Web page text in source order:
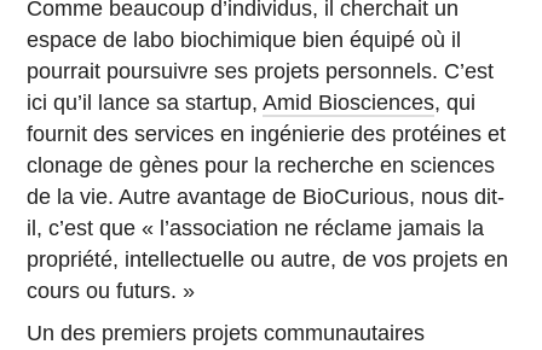
Comme beaucoup d’individus, il cherchait un
espace de labo biochimique bien équipé où il
pourrait poursuivre ses projets personnels. C’est
ici qu’il lance sa startup,Amid Biosciences, qui
fournit des services en ingénierie des protéines et
clonage de gènes pour la recherche en sciences
de la vie. Autre avantage de BioCurious, nous dit-
il, c’est que « l’association ne réclame jamais la
propriété, intellectuelle ou autre, de vos projets en
cours ou futurs. »
Un des premiers projets communautaires